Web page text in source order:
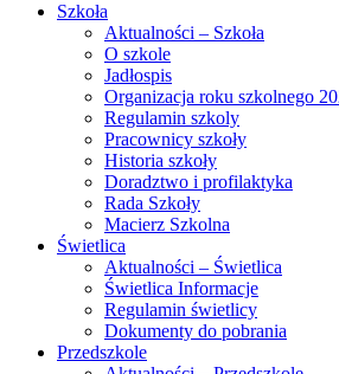
Szkoła
Aktualności – Szkoła
O szkole
Jadłospis
Organizacja roku szkolnego
Regulamin szkoly
Pracownicy szkoły
Historia szkoły
Doradztwo i profilaktyka
Rada Szkoły
Macierz Szkolna
Świetlica
Aktualności – Świetlica
Świetlica Informacje
Regulamin świetlicy
Dokumenty do pobrania
Przedszkole